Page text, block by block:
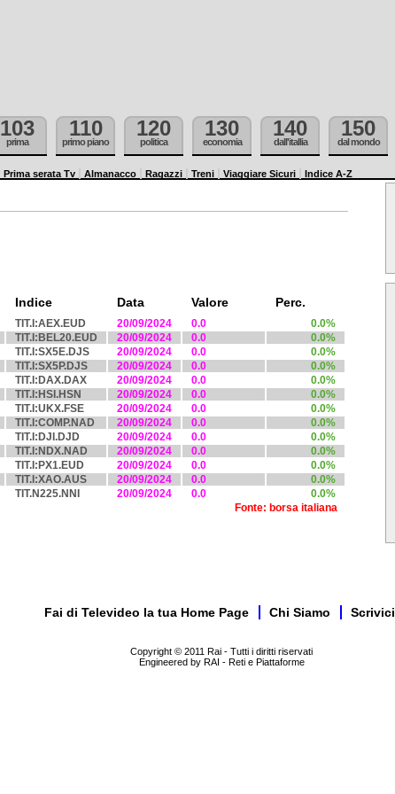
103
prima
110
primo piano
120
politica
130
economia
140
dall'itallia
150
dal mondo
Prima serata Tv Almanacco Ragazzi Treni Viaggiare Sicuri Indice A-Z
Indice Data Valore Perc.
TIT.I:AEX.EUD 20/09/2024 0.0
0.0%
TIT.I:BEL20.EUD 20/09/2024 0.0
0.0%
TIT.I:SX5E.DJS 20/09/2024 0.0
0.0%
TIT.I:SX5P.DJS 20/09/2024 0.0
0.0%
TIT.I:DAX.DAX 20/09/2024 0.0
0.0%
TIT.I:HSI.HSN 20/09/2024 0.0
0.0%
TIT.I:UKX.FSE 20/09/2024 0.0
0.0%
TIT.I:COMP.NAD 20/09/2024 0.0
0.0%
TIT.I:DJI.DJD 20/09/2024 0.0
0.0%
TIT.I:NDX.NAD 20/09/2024 0.0
0.0%
TIT.I:PX1.EUD 20/09/2024 0.0
0.0%
TIT.I:XAO.AUS 20/09/2024 0.0
0.0%
TIT.N225.NNI 20/09/2024 0.0
0.0%
Fonte: borsa italiana
Fai di Televideo la tua Home Page Chi Siamo Scrivici
Copyright © 2011 Rai - Tutti i diritti riservati
Engineered by RAI - Reti e Piattaforme